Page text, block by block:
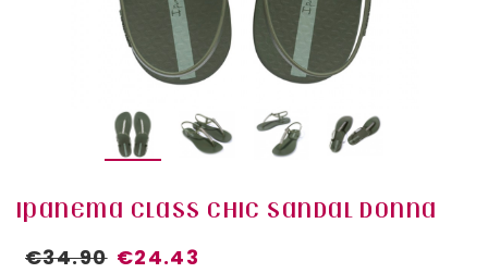
IPANEMA CLASS CHIC SANDAL DONNA
€34.90 €24.43